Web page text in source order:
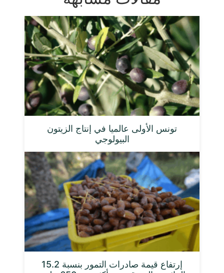
تونس الأولى عالميا في إنتاج الزيتون
البيولوجي
إرتفاع قيمة صادرات التمور بنسبة 15.2